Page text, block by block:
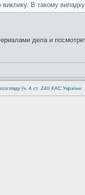
В такому
дела и
(ч. 4 ст. 240 КАС України